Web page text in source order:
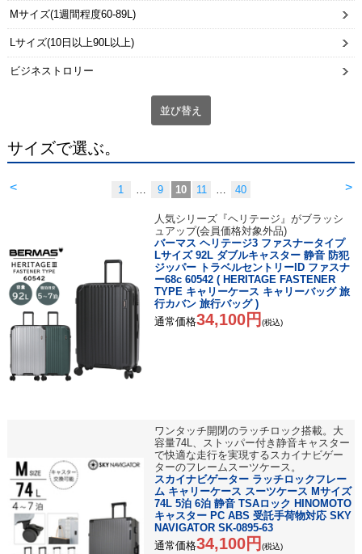
Mサイズ(1週間程度60-89L)
Lサイズ(10日以上90L以上)
ビジネストロリー
並び替え
サイズで選ぶ。
< >
1 … 9 10 11 … 40
人気シリーズ『ヘリテージ』がブラッシ
ュアップ(会員価格対象外品)
バーマス ヘリテージ3 ファスナータイプ
Lサイズ 92L ダブルキャスター 静音 防犯
ジッパー トラベルセントリーID ファスナ
ー68c 60542 ( HERITAGE FASTENER
TYPE キャリーケース キャリーバッグ 旅
行カバン 旅行バッグ )
通常価格34,100円 (税込)
ワンタッチ開閉のラッチロック搭載。大
容量74L、ストッパー付き静音キャスター
で快適な走行を実現するスカイナビゲー
ターのフレームスーツケース。
スカイナビゲーター ラッチロックフレー
ム キャリーケース スーツケース Mサイズ
74L 5泊 6泊 静音 TSAロック HINOMOTO
キャスター PC ABS 受託手荷物対応 SKY
NAVIGATOR SK-0895-63
通常価格34,100円 (税込)